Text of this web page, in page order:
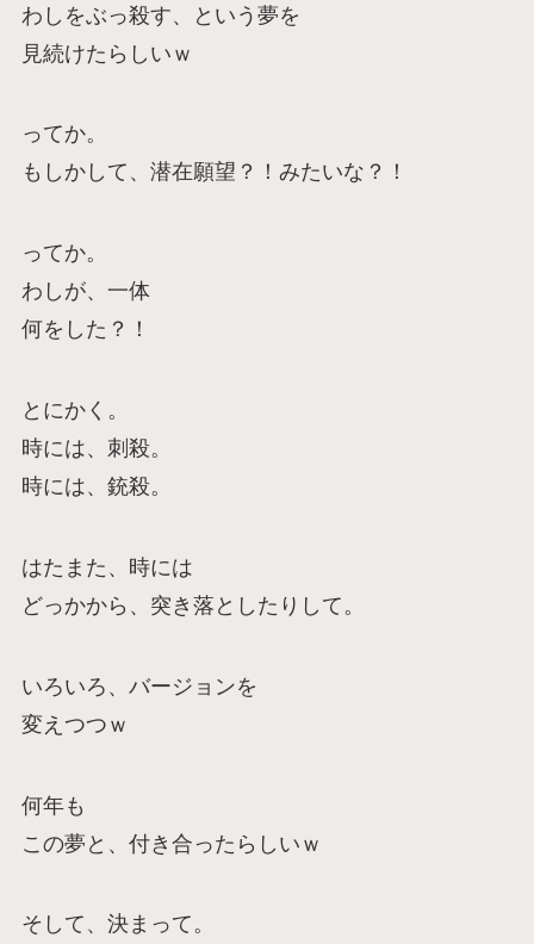
わしをぶっ殺す、という夢を
見続けたらしいｗ
ってか。
もしかして、潜在願望？！みたいな？！
ってか。
わしが、一体
何をした？！
とにかく。
時には、刺殺。
時には、銃殺。
はたまた、時には
どっかから、突き落としたりして。
いろいろ、バージョンを
変えつつｗ
何年も
この夢と、付き合ったらしいｗ
そして、決まって。